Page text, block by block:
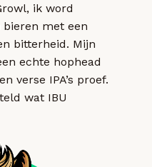
ik word
met een
bitterheid. Mijn
echte hophead
verse IPA’s proef.
wat IBU